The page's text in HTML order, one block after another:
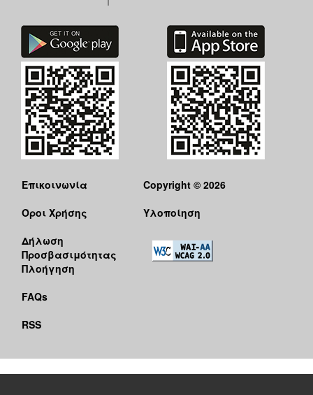
Επικοινωνία
Όροι Χρήσης
Δήλωση
Προσβασιμότητας
Πλοήγηση
FAQs
RSS
Copyright © 2026
Υλοποίηση